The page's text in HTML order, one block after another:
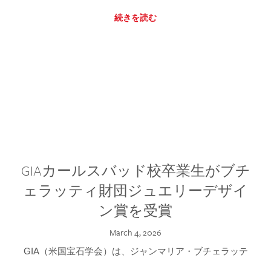
続きを読む
GIAカールスバッド校卒業生がブチ
ェラッティ財団ジュエリーデザイ
ン賞を受賞
March 4, 2026
GIA（米国宝石学会）は、ジャンマリア・ブチェラッテ